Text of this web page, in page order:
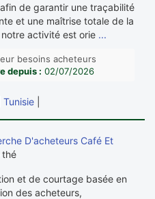
de garantir une traçabilité
et une maîtrise totale de la
activité est orie ...
besoins acheteurs
depuis : 02/07/2026
Tunisie
D'acheteurs Café Et
thé
et de courtage basée en
des acheteurs,